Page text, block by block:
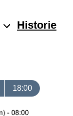
Historie
18:00